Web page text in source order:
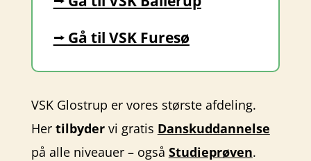
⭢ Gå til VSK Furesø
VSK Glostrup er vores største afdeling.
Her tilbydervi gratis Danskuddannelse
på alle niveauer – også Studieprøven.